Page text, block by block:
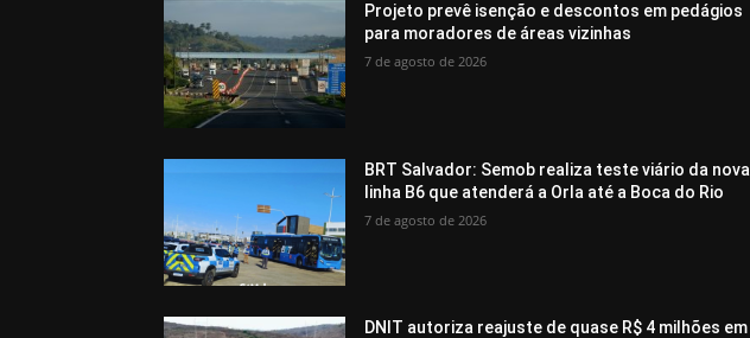
Projeto prevê isenção e descontos em pedágios
para moradores de áreas vizinhas
7 de agosto de 2026
BRT Salvador: Semob realiza teste viário da nova
linha B6 que atenderá a Orla até a Boca do Rio
7 de agosto de 2026
DNIT autoriza reajuste de quase R$ 4 milhões em